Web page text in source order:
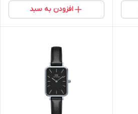
افزودن به سبد